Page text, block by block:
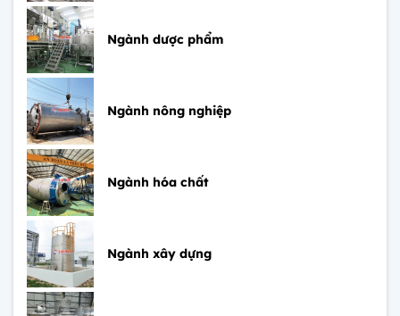
Ngành dược phẩm
Ngành nông nghiệp
Ngành hóa chất
Ngành xây dựng